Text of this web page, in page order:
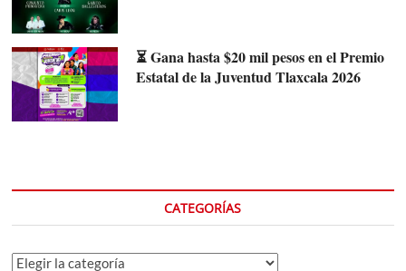
⏳ Gana hasta $20 mil pesos en el Premio
Estatal de la Juventud Tlaxcala 2026
CATEGORÍAS
Categorías